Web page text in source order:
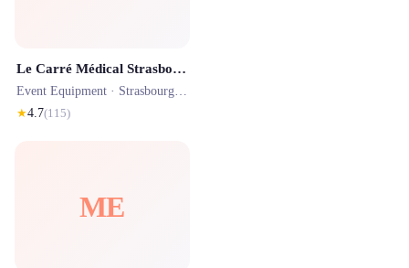
Le Carré Médical Strasbourg
Event Equipment · Strasbourg· 5.0 km
★4.7(115)
ME